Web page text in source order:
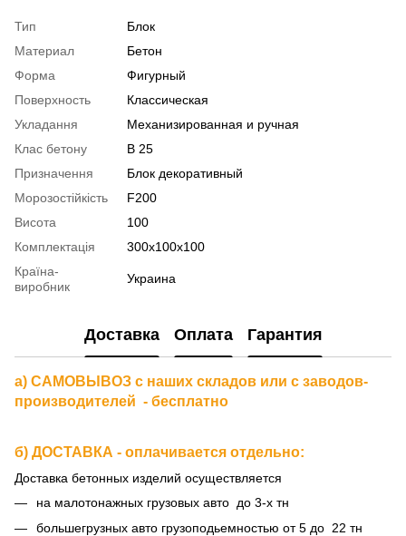
Тип
Блок
Материал
Бетон
Форма
Фигурный
Поверхность
Классическая
Укладання
Механизированная и ручная
Клас бетону
В 25
Призначення
Блок декоративный
Морозостійкість
F200
Висота
100
Комплектація
300х100х100
Країна-
виробник
Украина
Доставка Оплата Гарантия
а) САМОВЫВОЗ с наших складов или с заводов-
производителей - бесплатно
б) ДОСТАВКА - оплачивается отдельно:
Доставка бетонных изделий осуществляется
на малотонажных грузовых авто до 3-х тн
большегрузных авто грузоподьемностью от 5 до 22 тн